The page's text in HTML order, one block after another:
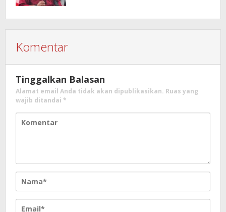
Komentar
Tinggalkan Balasan
Alamat email Anda tidak akan dipublikasikan. Ruas yang
wajib ditandai *